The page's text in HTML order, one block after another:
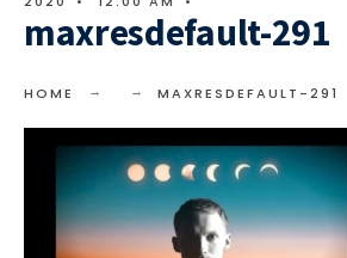
maxresdefault-291
HOME MAXRESDEFAULT-291